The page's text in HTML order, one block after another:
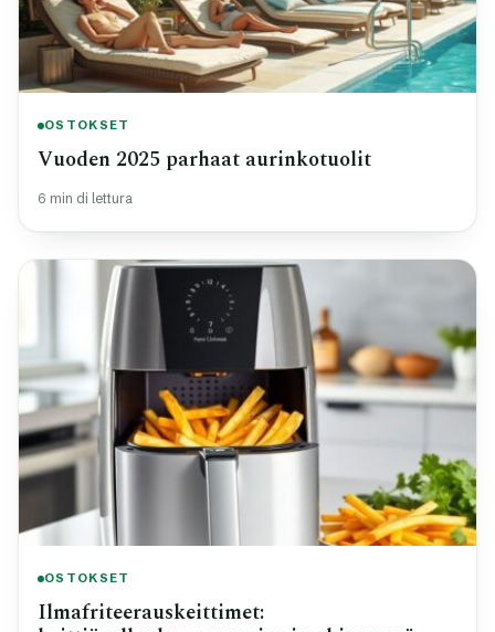
OSTOKSET
Vuoden 2025 parhaat aurinkotuolit
6 min di lettura
OSTOKSET
Ilmafriteerauskeittimet: